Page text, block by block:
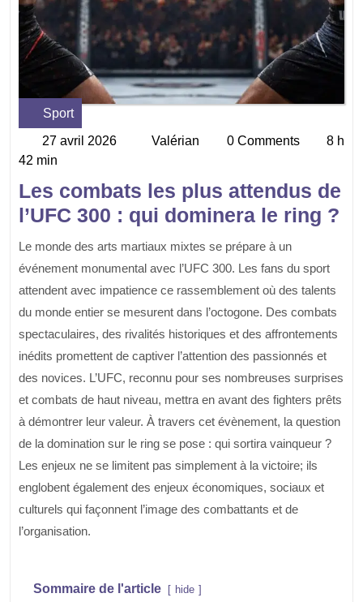
Sport
Category
27 avril 2026
2026
Valérian Valérian
0 Comments
8 h
42 min
Les combats les plus attendus de
l’UFC 300 : qui dominera le ring ?
Le monde des arts martiaux mixtes se prépare à un
événement monumental avec l’UFC 300. Les fans du sport
attendent avec impatience ce rassemblement où des talents
du monde entier se mesurent dans l’octogone. Des combats
spectaculaires, des rivalités historiques et des affrontements
inédits promettent de captiver l’attention des passionnés et
des novices. L’UFC, reconnu pour ses nombreuses surprises
et combats de haut niveau, mettra en avant des fighters prêts
à démontrer leur valeur. À travers cet évènement, la question
de la domination sur le ring se pose : qui sortira vainqueur ?
Les enjeux ne se limitent pas simplement à la victoire; ils
englobent également des enjeux économiques, sociaux et
culturels qui façonnent l’image des combattants et de
l’organisation.
Sommaire de l'article hide